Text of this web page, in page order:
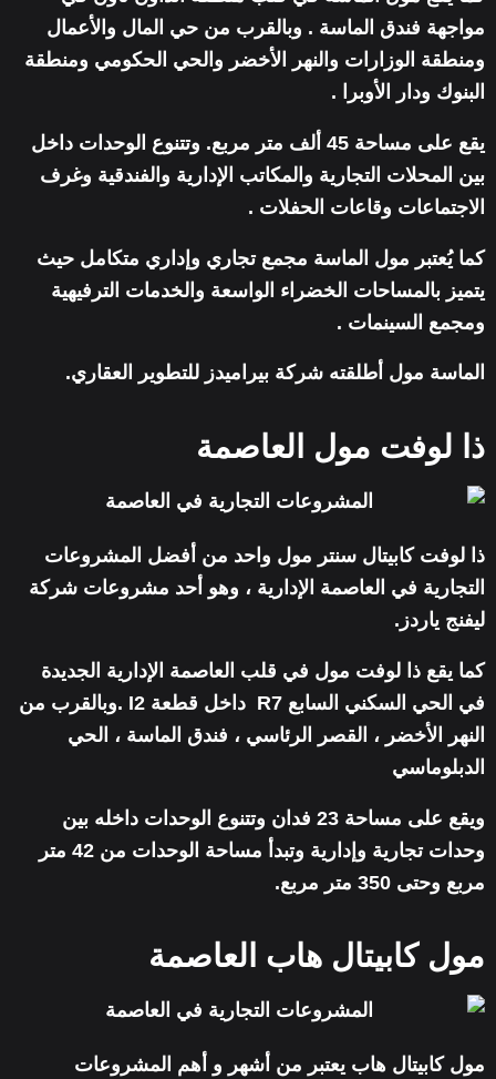
مواجهة فندق الماسة . وبالقرب من حي المال والأعمال
ومنطقة الوزارات والنهر الأخضر والحي الحكومي ومنطقة
البنوك ودار الأوبرا .
يقع على مساحة 45 ألف متر مربع. وتتنوع الوحدات داخل
بين المحلات التجارية والمكاتب الإدارية والفندقية وغرف
الاجتماعات وقاعات الحفلات .
كما يُعتبر مول الماسة مجمع تجاري وإداري متكامل حيث
يتميز بالمساحات الخضراء الواسعة والخدمات الترفيهية
ومجمع السينمات .
الماسة مول أطلقته شركة بيراميدز للتطوير العقاري.
ذا لوفت مول العاصمة
ذا لوفت كابيتال سنتر مول واحد من أفضل المشروعات
التجارية في العاصمة الإدارية ، وهو أحد مشروعات شركة
ليفنج ياردز.
كما يقع ذا لوفت مول في قلب العاصمة الإدارية الجديدة
في الحي السكني السابع R7 داخل قطعة I2 .وبالقرب من
النهر الأخضر ، القصر الرئاسي ، فندق الماسة ، الحي
الدبلوماسي
ويقع على مساحة 23 فدان وتتنوع الوحدات داخله بين
وحدات تجارية وإدارية وتبدأ مساحة الوحدات من 42 متر
مربع وحتى 350 متر مربع.
مول كابيتال هاب العاصمة
مول كابيتال هاب يعتبر من أشهر و أهم المشروعات